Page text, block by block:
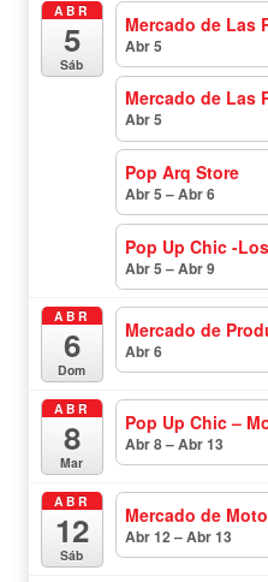
ABR
5
Sáb
Mercado de Las
Abr 5
Mercado de Las
Abr 5
Pop Arq Store
Abr 5 – Abr 6
Pop Up Chic -
Abr 5 – Abr 9
ABR
6
Dom
Mercado de
Abr 6
ABR
8
Mar
Pop Up Chic –
Abr 8 – Abr 13
ABR
12
Sáb
Mercado de
Abr 12 – Abr 13